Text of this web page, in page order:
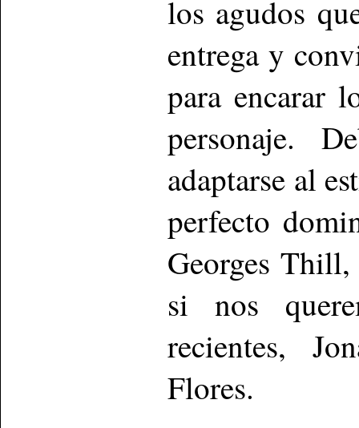
los agudos
entrega y
para encarar
personaje.
adaptarse al
perfecto
Georges
si nos
recientes,
Flores.